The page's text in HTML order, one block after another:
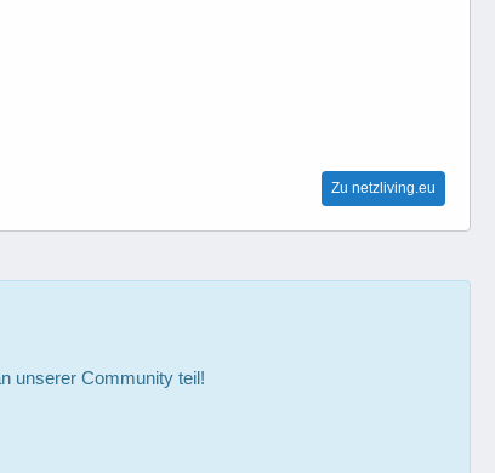
Zu netzliving.eu
unserer Community teil!